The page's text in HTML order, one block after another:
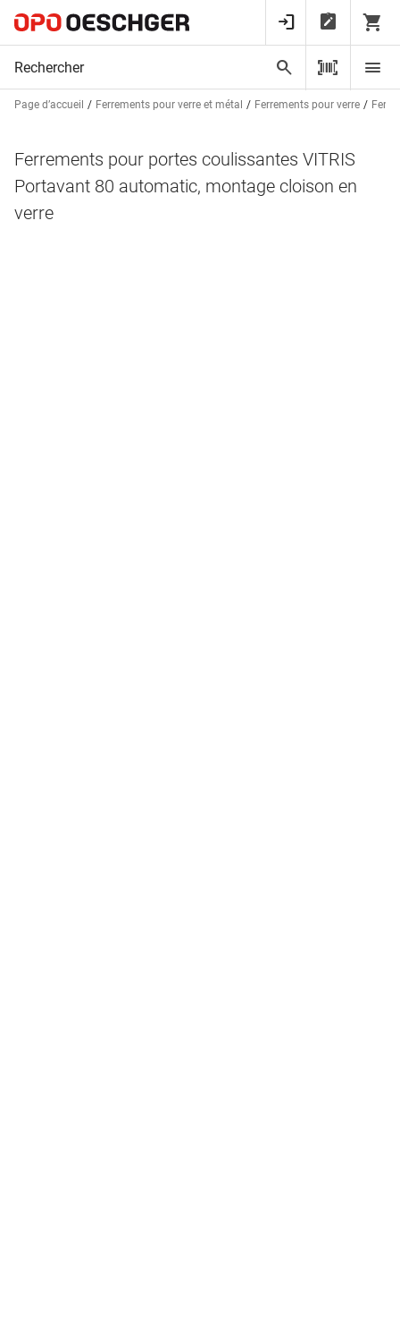
Page d’accueil Ferrements pour verre et métal Ferrements pour verre
Ferrements pour portes coulissantes VITRIS
Portavant 80 automatic, montage cloison en
verre